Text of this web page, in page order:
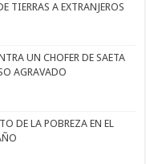
TIERRAS A EXTRANJEROS
UN CHOFER DE SAETA
AGRAVADO
DE LA POBREZA EN EL